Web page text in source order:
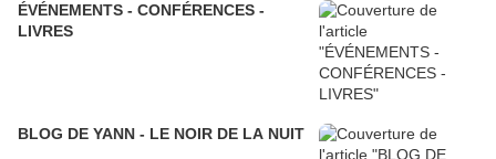
ÉVÉNEMENTS - CONFÉRENCES -
LIVRES
BLOG DE YANN - LE NOIR DE LA NUIT